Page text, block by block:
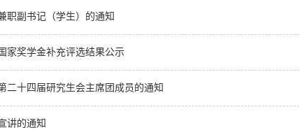
职副书记（学生）的通知
家奖学金补充评选结果公示
二十四届研究生会主席团成员的通知
讲的通知